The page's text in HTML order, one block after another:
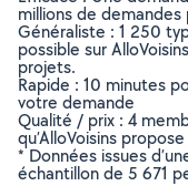
millions de
Généraliste : 1 250
possible sur
projets.
Rapide : 10 minutes
votre demande
Qualité / prix : 4
qu’AlloVoisins
* Données issues
échantillon de 5 671